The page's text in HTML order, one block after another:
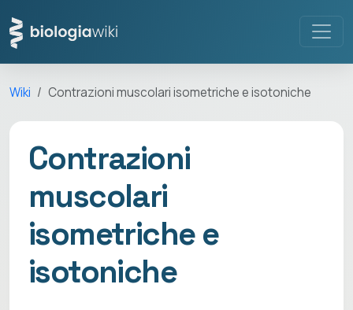
Wiki Contrazioni muscolari isometriche e isotoniche
Contrazioni
muscolari
isometriche e
isotoniche